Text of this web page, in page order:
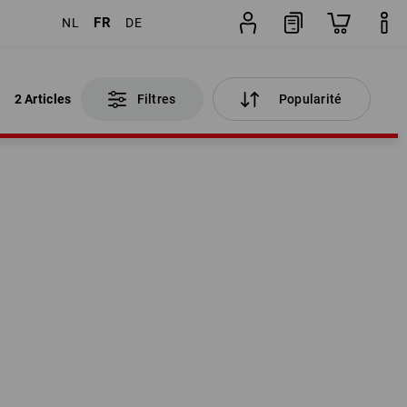
NL FR DE
2 Articles Filtres Popularité
2 Articles Filtres Popularité